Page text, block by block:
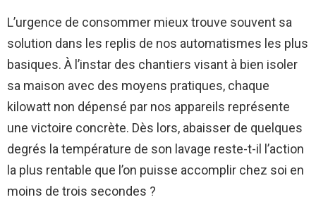
L’urgence de consommer mieux trouve souvent sa
solution dans les replis de nos automatismes les plus
basiques. À l’instar des chantiers visant à bien isoler
sa maison avec des moyens pratiques, chaque
kilowatt non dépensé par nos appareils représente
une victoire concrète. Dès lors, abaisser de quelques
degrés la température de son lavage reste-t-il l’action
la plus rentable que l’on puisse accomplir chez soi en
moins de trois secondes ?